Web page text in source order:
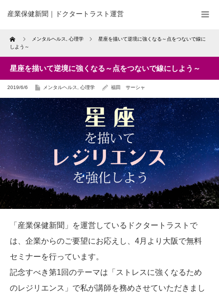
産業保健新聞｜ドクタートラスト運営
Home メンタルヘルス 心理学
星座を描いて逆境に強くなる～点をつないで線に
しよう～
星座を描いて逆境に強くなる～点をつないで線にしよう～
2019/6/6 メンタルヘルス 心理学 福田 サーシャ
「産業保健新聞」を運営しているドクタートラストで
は、企業からのご要望にお応えし、4月より大阪で無料
セミナーを行っています。
記念すべき第1回のテーマは「ストレスに強くなるため
のレジリエンス」で私が講師を務めさせていただきまし